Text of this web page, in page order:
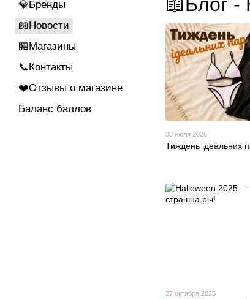
30 июля 2026
Тиждень ідеальних
27 октября 2025
💎Бренды
📖Новости
🏪Магазины
📞Контакты
❤️Отзывы о магазине
Баланс баллов